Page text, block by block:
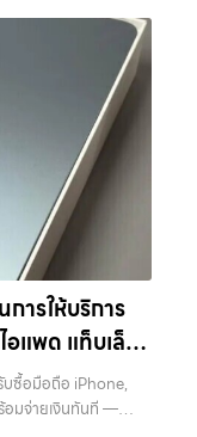
, แจ้งวัฒนะ, บางแค,
นวมินทร์, เสนานิคม,
บุค, รับซื้อโน๊ตบุ๊ค, รับ
ทพฯ – เราพร้อมให้
วงจรสำหรับลูกค้าที่
าอุปกรณ์แต่ละชิ้นไม่ใช่
องการเปลี่ยนรุ่น หรือ
อง ฟรี ปราบปราม
ายเงินทันทีเมื่อตกลง
ยใหม่-เก่า,
ถึงแม้จะอยู่ในสภาพ
เครื่องไม่ได้ขึ้นอยู่แค่
ดวกในการขายของ
รัก, แจ้งวัฒนะ,
นวมินทร์, เสนานิคม,
ใกล้ฉัน”, “รับซื้อ
ซื้อแท็บเล็ต กรุงเทพ
นี่คือคำตอบ เพราะ
วกสบายที่เหนือกว่า
งานที่พร้อมอำนวย
ละจ่ายเงินทันที
น ดีกว่า รวดเร็วกว่า
มือถือ หรือ รับซื้อ
รครอบคลุมทั่วกรุงเทพ
อ หรือ รับซื้อแท็บเล็ต
มทั่วกรุงเทพ และพื้นที่
ซื้อ iPhone ทุกรุ่น
บกับการ รับซื้อไอ
อขายมือถือ.com”
iPhone, Samsung,
ที ครอบคลุมพื้นที่
รามอินทรา และเขต
บเล็ต และอุปกรณ์ไอที
ล้วอาจกลายเป็นของ
ป็นทางเลือกให้คุณ
ได้ทันที ด้วยบริการ รับ
, รับซื้อโน๊ตบุ๊ค, รับซื้อ
วงจร ไม่ว่าคุณจะอยู่
ารถึงที่ในพื้นที่ “ใกล้
ารให้บริการ
แพด แท็บเล็ต
นที
บซื้อมือถือ iPhone,
อมจ่ายเงินทันที —